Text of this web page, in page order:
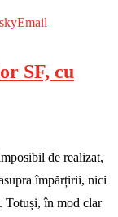
Email
SF, cu
de realizat,
împărțirii, nici
Totuși, în mod clar